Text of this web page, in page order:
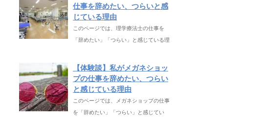
仕事を辞めたい、つらいと感
じている理由
このページでは、理学療法士の仕事を
「辞めたい」「つらい」と感じている理
【体験談】私がメガネショッ
プの仕事を辞めたい、つらい
と感じている理由
このページでは、メガネショップの仕事
を「辞めたい」「つらい」と感じてい